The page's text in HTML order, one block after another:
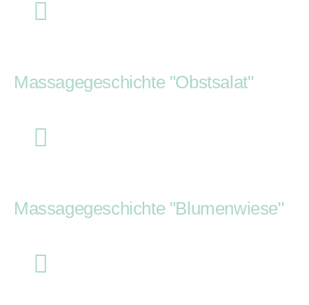
Massagegeschichte "Obstsalat"
Massagegeschichte "Blumenwiese"